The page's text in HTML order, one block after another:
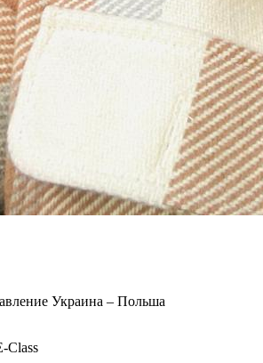
Украина – Польша
Class